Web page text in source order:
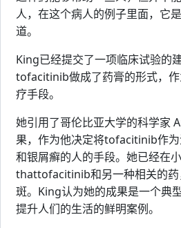
人，在这个病人的例子里面，它
道。
King已经提交了一项临床试验的
tofacitinib做成了药膏的形式，
疗手段。
她引用了哥伦比亚大学的科学家
果，作为他决定将tofacitinib作
和银屑癣的人的手段。她已经在
thattofacitinib和另一种相关的药
斑。King认为她的成果是一个典
提升人们的生活的鲜明案例。